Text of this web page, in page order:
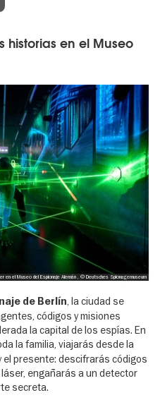
historias en el Museo
en el Museo del Espionaje Alemán , © Deutsches Spionagemuseum
de Berlín, la ciudad se
códigos y misiones
la capital de los espías. En
la familia, viajarás desde la
el presente: descifrarás códigos
engañarás a un detector
secreta.